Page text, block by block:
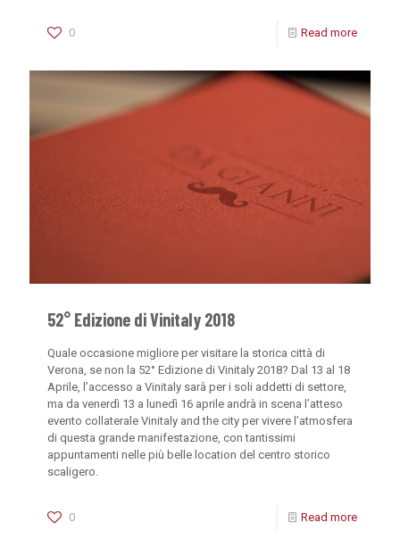
0 Read more
52° Edizione di Vinitaly 2018
Quale occasione migliore per visitare la storica città di
Verona, se non la 52° Edizione di Vinitaly 2018? Dal 13 al 18
Aprile, l’accesso a Vinitaly sarà per i soli addetti di settore,
ma da venerdì 13 a lunedì 16 aprile andrà in scena l’atteso
evento collaterale Vinitaly and the city per vivere l’atmosfera
di questa grande manifestazione, con tantissimi
appuntamenti nelle più belle location del centro storico
scaligero.
0 Read more